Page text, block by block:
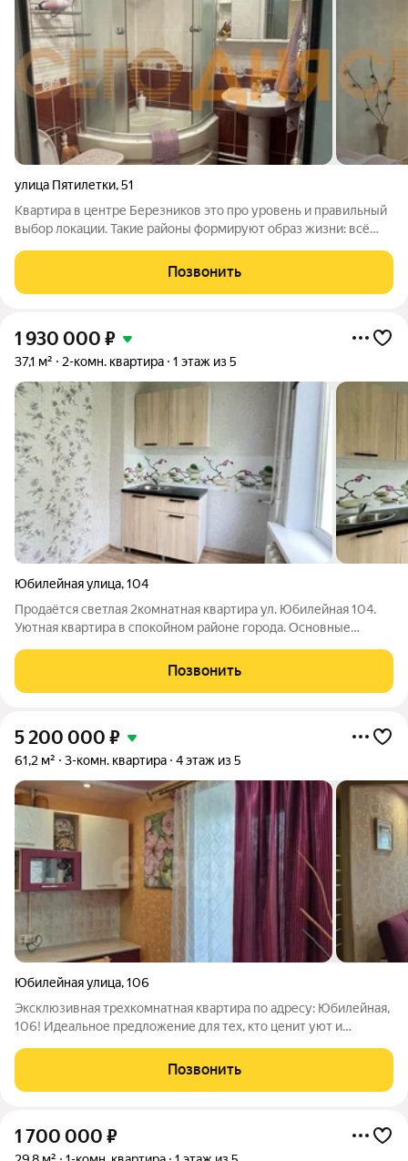
улица Пятилетки,51
Квартира в центре Березников это про уровень и правильный
выбор локации. Такие районы формируют образ жизни: всё
недвижимость остается востребованной вне зависимости от
времени. О квартире: -
Позвонить
1 930 000 ₽
37,1 м² 2-комн. квартира 1 этаж из 5
Юбилейная улица,104
Продаётся светлая 2комнатная квартира ул. Юбилейная 104.
Уютная квартира в спокойном районе города. Основные
первый этаж ( окна высоко ); -удобная кухня 6 кв. м; -санузел
совмещен ( отделка
Позвонить
5 200 000 ₽
61,2 м² 3-комн. квартира 4 этаж из 5
Юбилейная улица,106
Эксклюзивная трехкомнатная квартира по адресу: Юбилейная,
106! Идеальное предложение для тех, кто ценит уют и
находится на 4 этаже пятиэтажного кирпичного дома. Всего 9
квартир в подъезде.
Позвонить
1 700 000 ₽